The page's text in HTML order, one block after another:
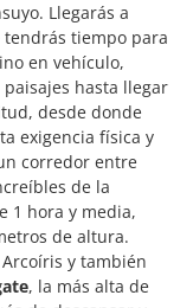
Llegarás a
tiempo para
en vehículo,
paisajes hasta llegar
desde donde
exigencia física y
corredor entre
de la
1 hora y media,
de altura.
y también
, la más alta de